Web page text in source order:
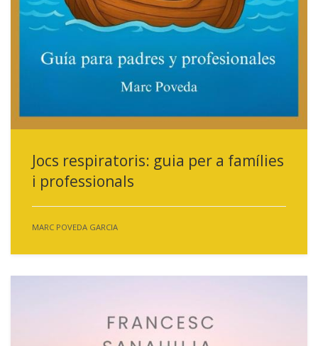
Jocs respiratoris: guia per a famílies
i professionals
MARC POVEDA GARCIA